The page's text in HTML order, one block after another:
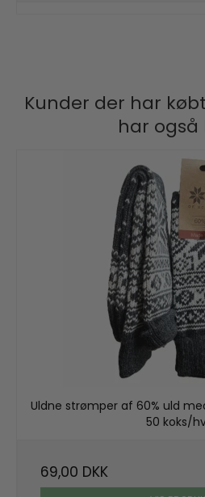
Kunder der har
har også
Uldne strømper af 60% uld
50 koks/
69,00 DKK